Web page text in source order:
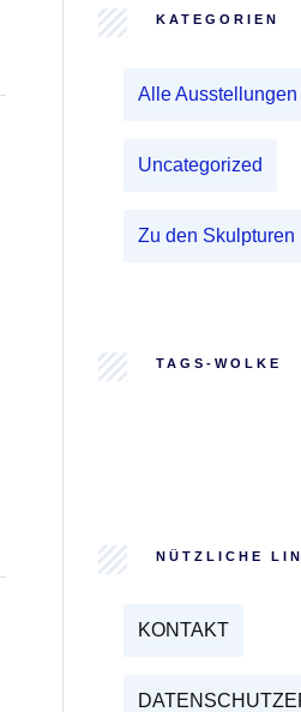
KATEGORIEN
Alle Ausstellungen
Uncategorized
Zu den Skulpturen
TAGS-WOLKE
NÜTZLICHE
KONTAKT